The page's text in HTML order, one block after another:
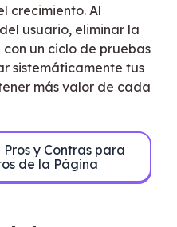
crecimiento. Al
usuario, eliminar la
un ciclo de pruebas
sistemáticamente tus
más valor de cada
y Contras para
de la Página